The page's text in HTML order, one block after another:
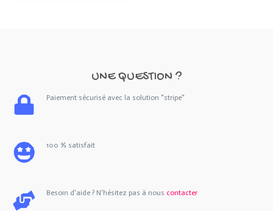
UNE QUESTION ?
Paiement sécurisé avec la solution "stripe"
100 % satisfait
Besoin d'aide ? N'hésitez pas à nous contacter